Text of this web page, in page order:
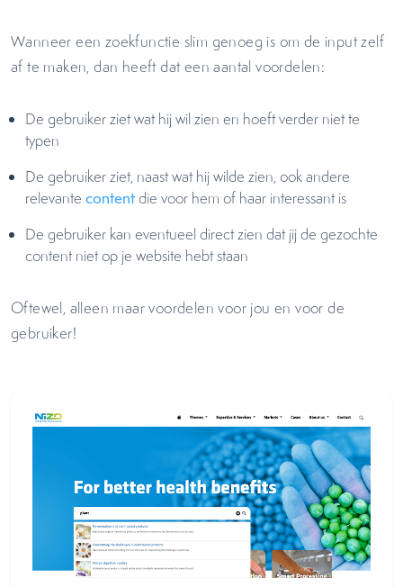
Wanneer een zoekfunctie slim genoeg is om de input zelf
af te maken, dan heeft dat een aantal voordelen:
De gebruiker ziet wat hij wil zien en hoeft verder niet te
typen
De gebruiker ziet, naast wat hij wilde zien, ook andere
relevante contentdie voor hem of haar interessant is
De gebruiker kan eventueel direct zien dat jij de gezochte
content niet op je website hebt staan
Oftewel, alleen maar voordelen voor jou en voor de
gebruiker!